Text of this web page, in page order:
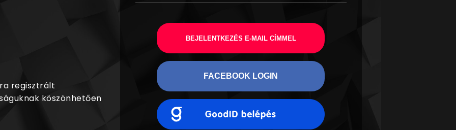
regisztrált
köszönhetően
BEJELENTKEZÉS E-MAIL CÍMMEL
FACEBOOK LOGIN